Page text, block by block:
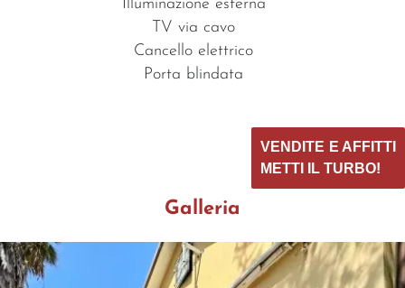
VENDITE E AFFITTI
METTI IL TURBO!
Illuminazione esterna
TV via cavo
Cancello elettrico
Porta blindata
Galleria